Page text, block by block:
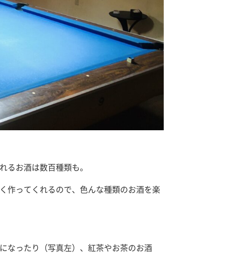
るお酒は数百種類も。
作ってくれるので、色んな種類のお酒を楽
なったり（写真左）、紅茶やお茶のお酒